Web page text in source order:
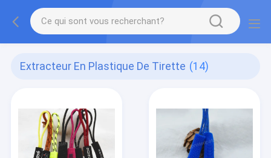
Extracteur En Plastique De Tirette (14)